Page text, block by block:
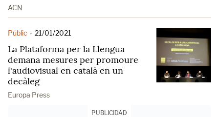
ACN
Públic - 21/01/2021
La Plataforma per la Llengua
demana mesures per promoure
l'audiovisual en català en un
decàleg
Europa Press
PUBLICIDAD